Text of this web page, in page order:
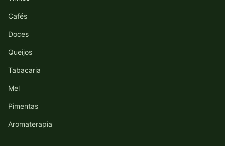
Cafés
Doces
Queijos
Tabacaria
Mel
Pimentas
Aromaterapia